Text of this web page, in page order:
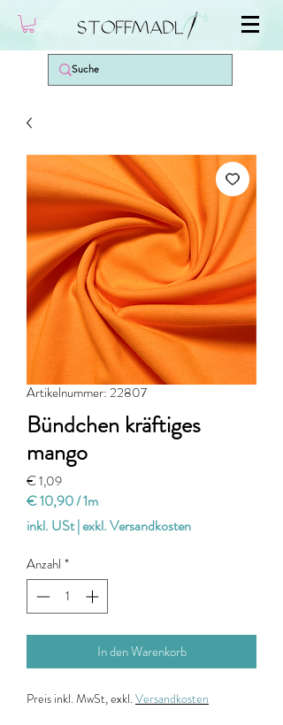
Artikelnummer: 22807
Bündchen kräftiges
mango
€ 1,09Preis
€ 10,90/1m
€ 10,90
pro
1
Meter
inkl. USt|exkl. Versandkosten
Anzahl *
In den Warenkorb
Preis inkl. MwSt, exkl. Versandkosten